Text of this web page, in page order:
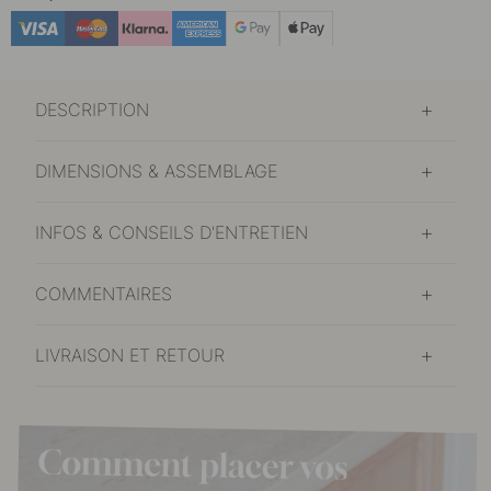
DESCRIPTION
DIMENSIONS & ASSEMBLAGE
INFOS & CONSEILS D'ENTRETIEN
COMMENTAIRES
LIVRAISON ET RETOUR